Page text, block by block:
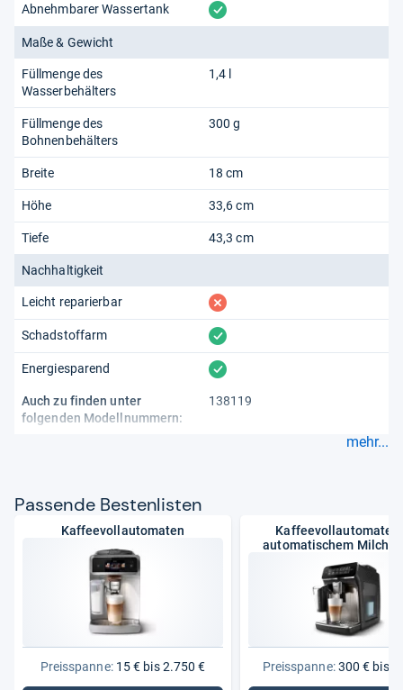
Abnehmbarer Wassertank vorhanden
Maße & Gewicht
Füllmenge des
Wasserbehälters
1,4 l
Füllmenge des
Bohnenbehälters
300 g
Breite 18 cm
Höhe 33,6 cm
Tiefe 43,3 cm
Nachhaltigkeit
Leicht reparierbar fehlt
Schadstoffarm vorhanden
Energiesparend vorhanden
Auch zu finden unter
folgenden Modellnummern:
138119
mehr...
Pas­sende Bes­ten­lis­ten
Kaffeevollautomaten
Preisspanne:15 € bis 2.750 €
Kaffeevollautomaten
automatischem
Preisspanne:300 € bis